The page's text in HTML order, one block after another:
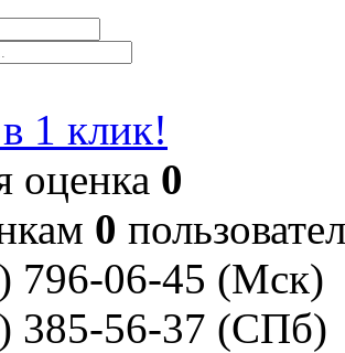
1 клик!
оценка 0
0
796-06-45 (Мск)
385-56-37 (СПб)